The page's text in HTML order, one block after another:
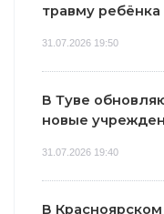
травму
31.07.2026 19:50
В Туве
новые
31.07.2026 19:40
В